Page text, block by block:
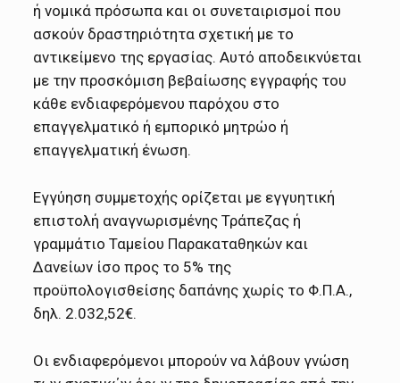
ή νομικά πρόσωπα και οι συνεταιρισμοί που
ασκούν δραστηριότητα σχετική με το
αντικείμενο της εργασίας. Αυτό αποδεικνύεται
με την προσκόμιση βεβαίωσης εγγραφής του
κάθε ενδιαφερόμενου παρόχου στο
επαγγελματικό ή εμπορικό μητρώο ή
επαγγελματική ένωση.
Εγγύηση συμμετοχής ορίζεται με εγγυητική
επιστολή αναγνωρισμένης Τράπεζας ή
γραμμάτιο Ταμείου Παρακαταθηκών και
Δανείων ίσο προς το 5% της
προϋπολογισθείσης δαπάνης χωρίς το Φ.Π.Α.,
δηλ. 2.032,52€.
Οι ενδιαφερόμενοι μπορούν να λάβουν γνώση